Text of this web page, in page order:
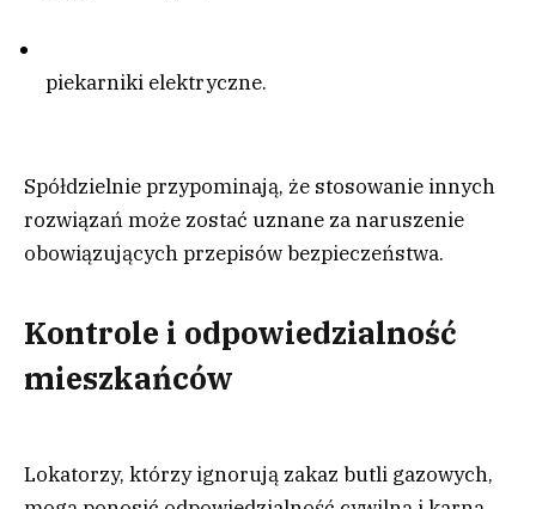
piekarniki elektryczne.
Spółdzielnie przypominają, że stosowanie innych
rozwiązań może zostać uznane za naruszenie
obowiązujących przepisów bezpieczeństwa.
Kontrole i odpowiedzialność
mieszkańców
Lokatorzy, którzy ignorują zakaz butli gazowych,